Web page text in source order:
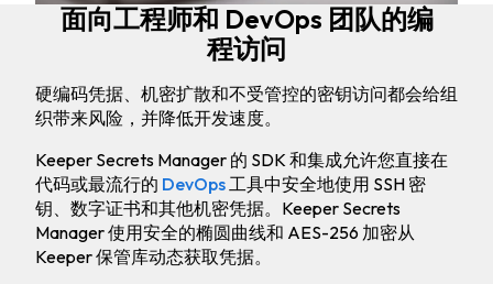
面向工程师和 DevOps 团队的编
程访问
硬编码凭据、机密扩散和不受管控的密钥访问都会给组
织带来风险，并降低开发速度。
Keeper Secrets Manager 的 SDK 和集成允许您直接在
代码或最流行的 DevOps 工具中安全地使用 SSH 密
钥、数字证书和其他机密凭据。Keeper Secrets
Manager 使用安全的椭圆曲线和 AES-256 加密从
Keeper 保管库动态获取凭据。